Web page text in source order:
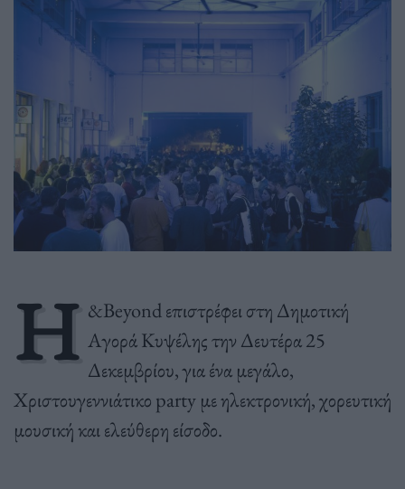
Η &Beyond επιστρέφει στη Δημοτική
Αγορά Κυψέλης την Δευτέρα 25
Δεκεμβρίου, για ένα μεγάλο,
Χριστουγεννιάτικο party με ηλεκτρονική, χορευτική
μουσική και ελεύθερη είσοδο.